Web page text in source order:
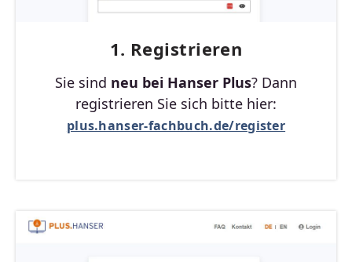
1. Registrieren
Sie sind neu bei Hanser Plus? Dann
registrieren Sie sich bitte hier:
plus.hanser-fachbuch.de/register